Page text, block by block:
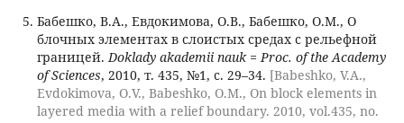
Бабешко, В.А., Евдокимова, О.В., Бабешко, О.М., О
блочных элементах в слоистых средах с рельефной
границей. Doklady akademii nauk = Proc. of the Academy
of Sciences, 2010, т. 435, №1, с. 29–34. [Babeshko, V.A.,
Evdokimova, O.V., Babeshko, O.M., On block elements in
layered media with a relief boundary. 2010, vol.435, no.